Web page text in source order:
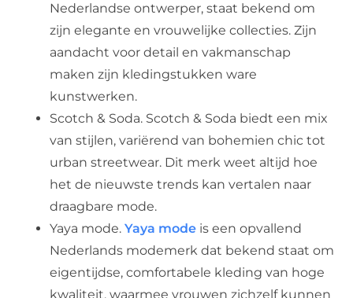
Nederlandse ontwerper, staat bekend om
zijn elegante en vrouwelijke collecties. Zijn
aandacht voor detail en vakmanschap
maken zijn kledingstukken ware
kunstwerken.
Scotch & Soda. Scotch & Soda biedt een mix
van stijlen, variërend van bohemien chic tot
urban streetwear. Dit merk weet altijd hoe
het de nieuwste trends kan vertalen naar
draagbare mode.
Yaya mode.Yaya mode is een opvallend
Nederlands modemerk dat bekend staat om
eigentijdse, comfortabele kleding van hoge
kwaliteit, waarmee vrouwen zichzelf kunnen